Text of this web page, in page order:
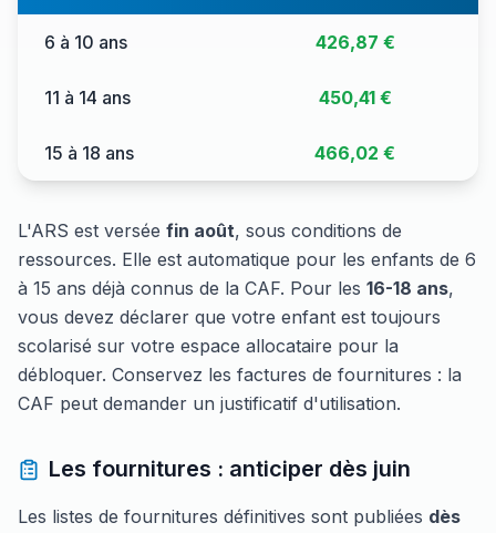
6 à 10 ans 426,87 €
11 à 14 ans 450,41 €
15 à 18 ans 466,02 €
L'ARS est versée fin août, sous conditions de
ressources. Elle est automatique pour les enfants de 6
à 15 ans déjà connus de la CAF. Pour les 16-18 ans,
vous devez déclarer que votre enfant est toujours
scolarisé sur votre espace allocataire pour la
débloquer. Conservez les factures de fournitures : la
CAF peut demander un justificatif d'utilisation.
Les fournitures : anticiper dès juin
Les listes de fournitures définitives sont publiées dès